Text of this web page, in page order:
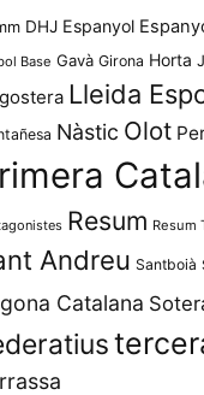
DHJ Espanyol
Base Gavà Girona Horta
Lleida
Nàstic Olot
Resum Resum
Andreu Santboià
Catalana